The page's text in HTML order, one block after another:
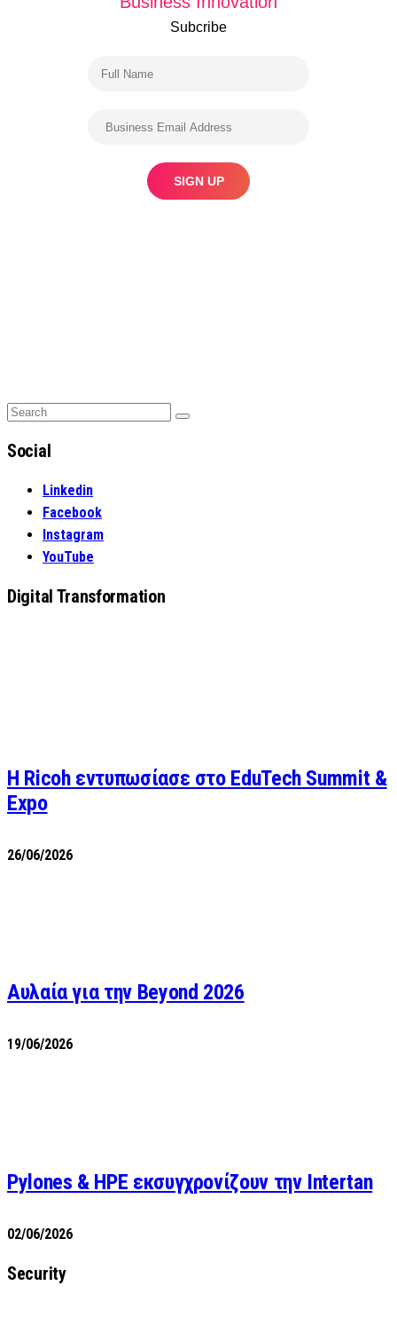
Subcribe
Search
Search
Social
Linkedin
Facebook
Instagram
YouTube
Digital Transformation
Η Ricoh εντυπωσίασε στο EduTech Summit &
Expo
26/06/2026
Αυλαία για την Beyond 2026
19/06/2026
Pylones & HPE εκσυγχρονίζουν την Intertan
02/06/2026
Security